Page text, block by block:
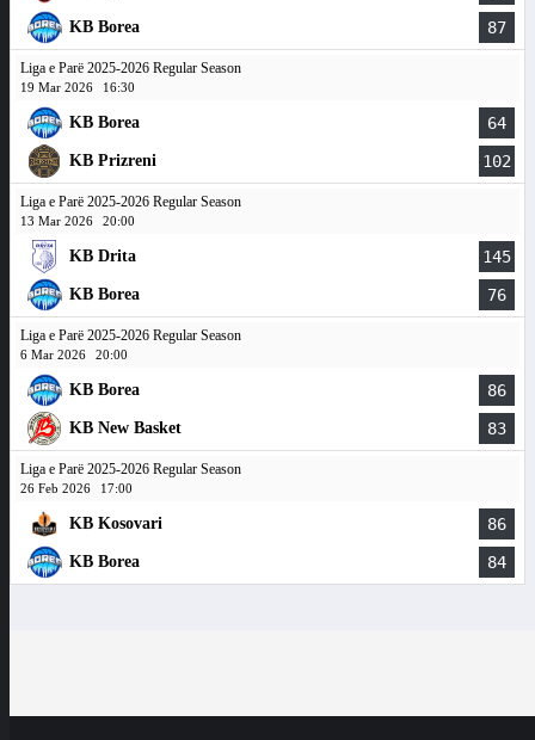
KB Borea 87
Liga e Parë 2025-2026 Regular Season
19 Mar 2026 16:30
KB Borea 64
KB Prizreni 102
Liga e Parë 2025-2026 Regular Season
13 Mar 2026 20:00
KB Drita 145
KB Borea 76
Liga e Parë 2025-2026 Regular Season
6 Mar 2026 20:00
KB Borea 86
KB New Basket 83
Liga e Parë 2025-2026 Regular Season
26 Feb 2026 17:00
KB Kosovari 86
KB Borea 84